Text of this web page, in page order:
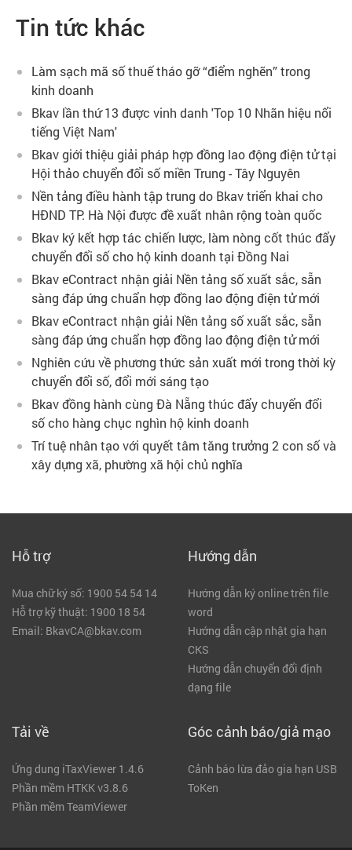
Tin tức khác
Làm sạch mã số thuế tháo gỡ “điểm nghẽn” trong
kinh doanh
Bkav lần thứ 13 được vinh danh 'Top 10 Nhãn hiệu nổi
tiếng Việt Nam'
Bkav giới thiệu giải pháp hợp đồng lao động điện tử tại
Hội thảo chuyển đổi số miền Trung - Tây Nguyên
Nền tảng điều hành tập trung do Bkav triển khai cho
HĐND TP. Hà Nội được đề xuất nhân rộng toàn quốc
Bkav ký kết hợp tác chiến lược, làm nòng cốt thúc đẩy
chuyển đổi số cho hộ kinh doanh tại Đồng Nai
Bkav eContract nhận giải Nền tảng số xuất sắc, sẵn
sàng đáp ứng chuẩn hợp đồng lao động điện tử mới
Bkav eContract nhận giải Nền tảng số xuất sắc, sẵn
sàng đáp ứng chuẩn hợp đồng lao động điện tử mới
Nghiên cứu về phương thức sản xuất mới trong thời kỳ
chuyển đổi số, đổi mới sáng tạo
Bkav đồng hành cùng Đà Nẵng thúc đẩy chuyển đổi
số cho hàng chục nghìn hộ kinh doanh
Trí tuệ nhân tạo với quyết tâm tăng trưởng 2 con số và
xây dựng xã, phường xã hội chủ nghĩa
Hỗ trợ
Mua chữ ký số: 1900 54 54 14
Hỗ trợ kỹ thuật: 1900 18 54
Email: BkavCA@bkav.com
Hướng dẫn
Hướng dẫn ký online trên file
word
Hướng dẫn cập nhật gia hạn
CKS
Hướng dẫn chuyển đổi định
dạng file
Tải về
Ứng dung iTaxViewer 1.4.6
Phần mềm HTKK v3.8.6
Phần mềm TeamViewer
Góc cảnh báo/giả mạo
Cảnh báo lừa đảo gia hạn USB
ToKen